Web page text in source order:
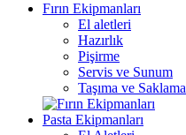
Fırın Ekipmanları
El aletleri
Hazırlık
Pişirme
Servis ve Sunum
Taşıma ve Saklama
Pasta Ekipmanları